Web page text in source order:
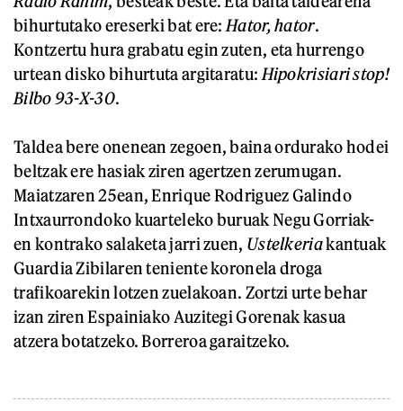
bihurtutako ereserki bat ere: Hator, hator.
Kontzertu hura grabatu egin zuten, eta hurrengo
urtean disko bihurtuta argitaratu: Hipokrisiari stop!
Bilbo 93-X-30.
Taldea bere onenean zegoen, baina ordurako hodei
beltzak ere hasiak ziren agertzen zerumugan.
Maiatzaren 25ean, Enrique Rodriguez Galindo
Intxaurrondoko kuarteleko buruak Negu Gorriak-
en kontrako salaketa jarri zuen, Ustelkeriakantuak
Guardia Zibilaren teniente koronela droga
trafikoarekin lotzen zuelakoan. Zortzi urte behar
izan ziren Espainiako Auzitegi Gorenak kasua
atzera botatzeko. Borreroa garaitzeko.